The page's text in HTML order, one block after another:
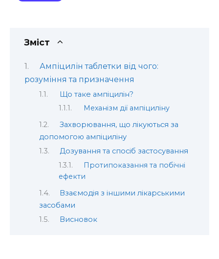
Зміст
Ампіцилін таблетки від чого:
розуміння та призначення
Що таке ампіцилін?
Механізм дії ампіциліну
Захворювання, що лікуються за
допомогою ампіциліну
Дозування та спосіб застосування
Протипоказання та побічні
ефекти
Взаємодія з іншими лікарськими
засобами
Висновок